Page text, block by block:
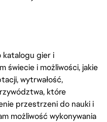
gier i
świecie i możliwości, jakie
wytrwałość,
które
przestrzeni do nauki i
możliwość wykonywania